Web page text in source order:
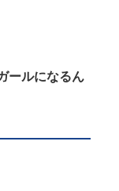
ールになるん